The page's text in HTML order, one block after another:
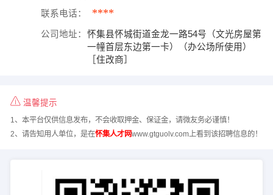
联系电话： ****
公司地址：
怀集县怀城街道金龙一路54号（文光房屋第
一幢首层东边第一卡）（办公场所使用）
［住改商］
温馨提示
1、本平台仅供信息发布，不会收取押金、保证金，请微友务必谨慎！
2、请告知用人单位，是在怀集人才网www.gtguolv.com上看到该招聘信息的！